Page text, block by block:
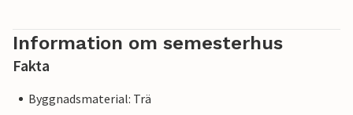
Information om semesterhus
Fakta
Byggnadsmaterial: Trä